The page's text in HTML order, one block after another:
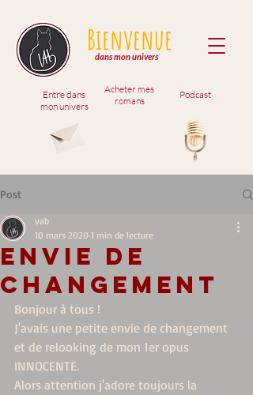
dans mon univers
Bienvenue
Entre dans
mon univers
Acheter mes
romans
Podcast
Post
envie de
changement
vab
10 mars 2020 1 min de lecture
Bonjour à tous !
J'avais une petite envie de changement
et de relooking de mon 1er opus
INNOCENTE.
Alors attention j'adore toujours la